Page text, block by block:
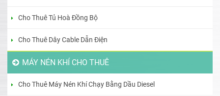
Cho Thuê Tủ Hoà Đồng Bộ
Cho Thuê Dây Cable Dẫn Điện
MÁY NÉN KHÍ CHO THUÊ
Cho Thuê Máy Nén Khí Chạy Bằng Dầu Diesel